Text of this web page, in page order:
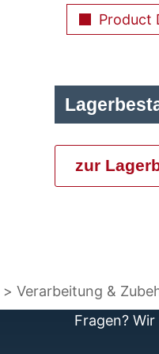
Product
zur
Verarbeitung &
Fragen?